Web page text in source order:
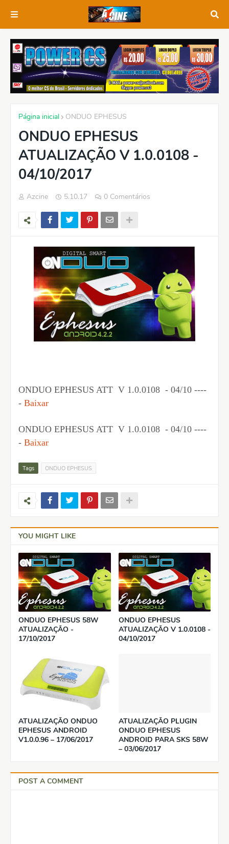
Página inicial ONDUO EPHESUS
ONDUO EPHESUS
ATUALIZAÇÃO V 1.0.0108 -
04/10/2017
Azcine 5.10.17 0 Comentários
ONDUO EPHESUS ATT V 1.0.0108 - 04/10 ----
- Baixar
ONDUO EPHESUS ATT V 1.0.0108 - 04/10 ----
- Baixar
Tags ONDUO EPHESUS
YOU MIGHT LIKE
ONDUO EPHESUS 58W
ATUALIZAÇÃO -
17/10/2017
ONDUO EPHESUS
ATUALIZAÇÃO V 1.0.0108 -
04/10/2017
ATUALIZAÇÃO ONDUO
EPHESUS ANDROID
V1.0.0.96 – 17/06/2017
ATUALIZAÇÃO PLUGIN
ONDUO EPHESUS
ANDROID PARA SKS 58W
– 03/06/2017
POST A COMMENT